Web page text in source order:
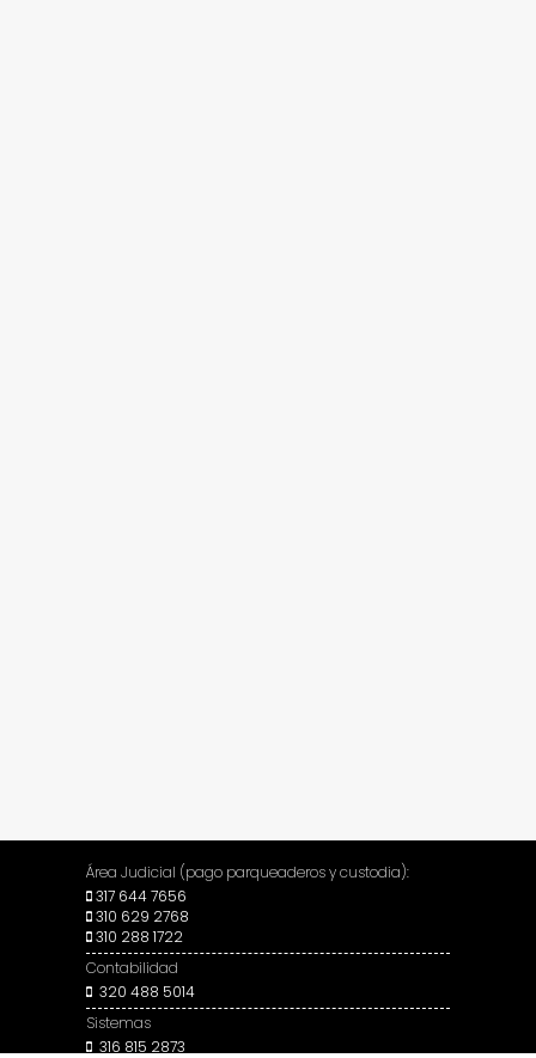
Área Judicial (pago parqueaderos y custodia):
317 644 7656
310 629 2768
310 288 1722
Contabilidad
320 488 5014
Sistemas
316 815 2873